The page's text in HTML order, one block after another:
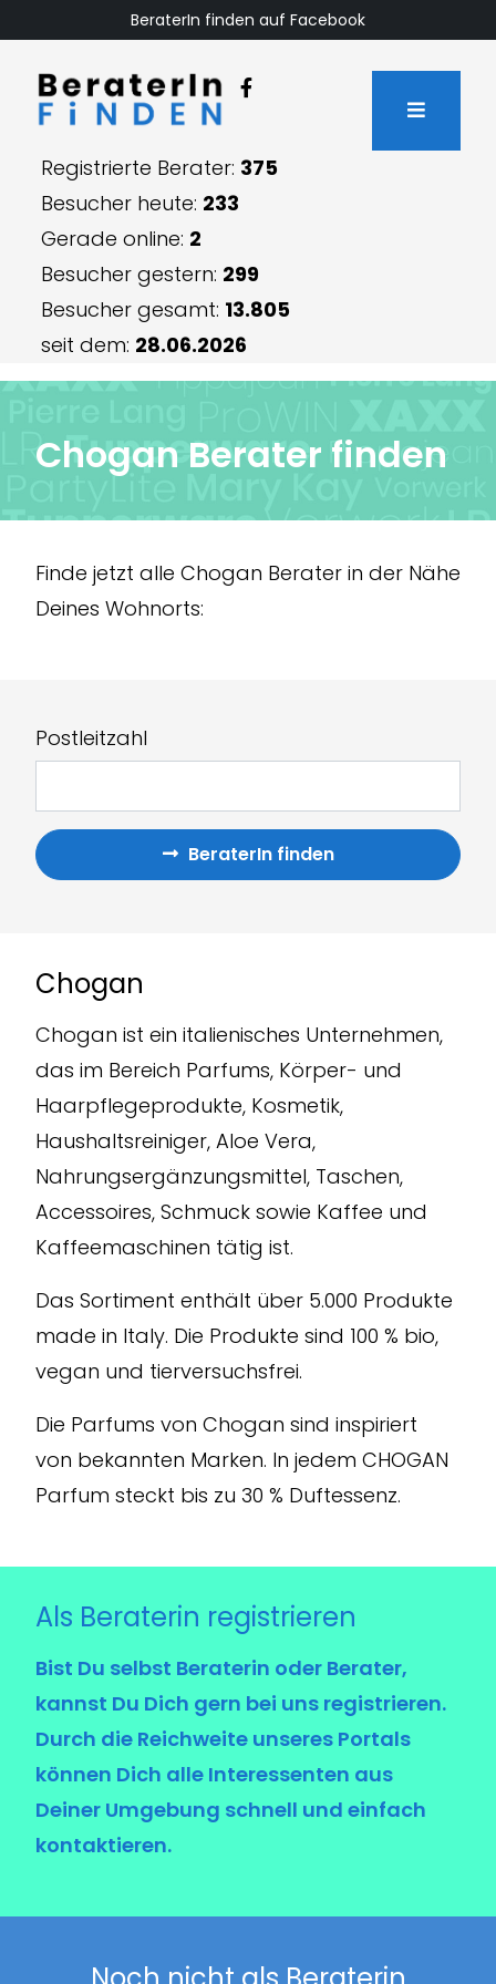
BeraterIn finden auf Facebook
Registrierte Berater: 375
Besucher heute: 233
Gerade online: 2
Besucher gestern: 299
Besucher gesamt: 13.805
seit dem: 28.06.2026
Chogan Berater finden
Finde jetzt alle Chogan Berater in der Nähe
Deines Wohnorts:
Postleitzahl
BeraterIn finden
Chogan
Chogan ist ein italienisches Unternehmen,
das im Bereich Parfums, Körper- und
Haarpflegeprodukte, Kosmetik,
Haushaltsreiniger, Aloe Vera,
Nahrungsergänzungsmittel, Taschen,
Accessoires, Schmuck sowie Kaffee und
Kaffeemaschinen tätig ist.
Das Sortiment enthält über 5.000 Produkte
made in Italy. Die Produkte sind 100 % bio,
vegan und tierversuchsfrei.
Die Parfums von Chogan sind inspiriert
von bekannten Marken. In jedem CHOGAN
Parfum steckt bis zu 30 % Duftessenz.
Als Beraterin registrieren
Bist Du selbst Beraterin oder Berater,
kannst Du Dich gern bei uns registrieren.
Durch die Reichweite unseres Portals
können Dich alle Interessenten aus
Deiner Umgebung schnell und einfach
kontaktieren.